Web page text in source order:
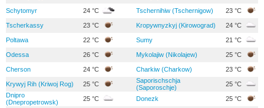
Schytomyr 24 °C Tschernihiw (Tschernigow) 23 °C
Tscherkassy 23 °C Kropywnyzkyj (Kirowograd) 24 °C
Poltawa 22 °C Sumy 21 °C
Odessa 26 °C Mykolajiw (Nikolajew) 25 °C
Cherson 24 °C Charkiw (Charkow) 23 °C
Krywyj Rih (Kriwoj Rog) 25 °C
Saporischschja
(Saporoschje)
25 °C
Dnipro
(Dnepropetrowsk)
25 °C Donezk 25 °C